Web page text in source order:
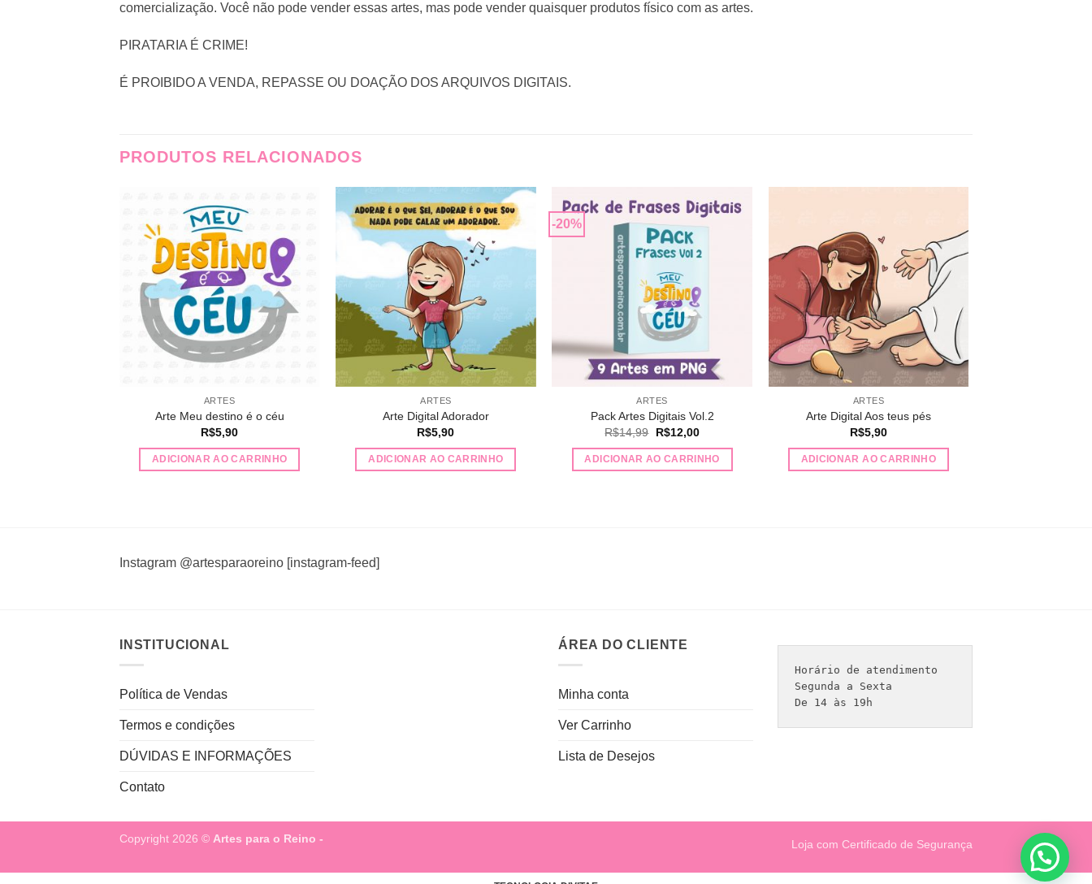
comercialização. Você não pode vender essas artes, mas pode vender quaisquer produtos físico com as artes.
PIRATARIA É CRIME!
É PROIBIDO A VENDA, REPASSE OU DOAÇÃO DOS ARQUIVOS DIGITAIS.
PRODUTOS RELACIONADOS
a lista de
desejos
ARTES
Arte Meu destino é o céu
R$5,90
ADICIONAR AO CARRINHO
Adicionar
a lista de
ARTES
Arte Digital Adorador
R$5,90
ADICIONAR AO CARRINHO
-20%
desejos
ARTES
Pack Artes Digitais Vol.2
R$14,99 O
original
era:
R$12,00O
atual
é:
ADICIONAR AO CARRINHO
a lista de
desejos
ARTES
Arte Digital Aos teus pés
R$5,90
ADICIONAR AO CARRINHO
Instagram @artesparaoreino [instagram-feed]
INSTITUCIONAL
Política de Vendas
Termos e condições
DÚVIDAS E INFORMAÇÕES
Contato
ÁREA DO CLIENTE
Minha conta
Ver Carrinho
Lista de Desejos
Horário de atendimento
Segunda a Sexta
De 14 às 19h
Loja com Certificado de Segurança
Copyright 2026 © Artes para o Reino -